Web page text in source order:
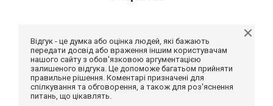
Відгук - це думка або оцінка людей, які бажають
передати досвід або враження іншим користувачам
нашого сайту з обов'язковою аргументацією
залишеного відгука. Це допоможе багатьом прийняти
правильне рішення. Коментарі призначені для
спілкування та обговорення, а також для роз'яснення
питань, що цікавлять.